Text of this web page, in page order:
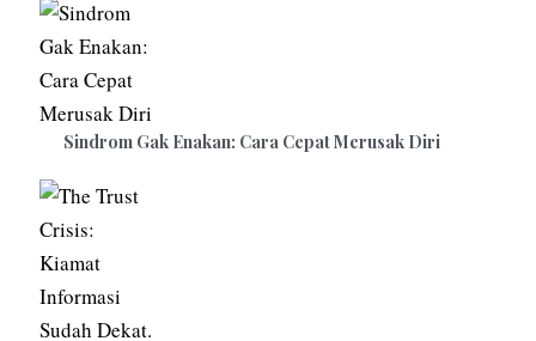
Sindrom Gak Enakan: Cara Cepat Merusak Diri